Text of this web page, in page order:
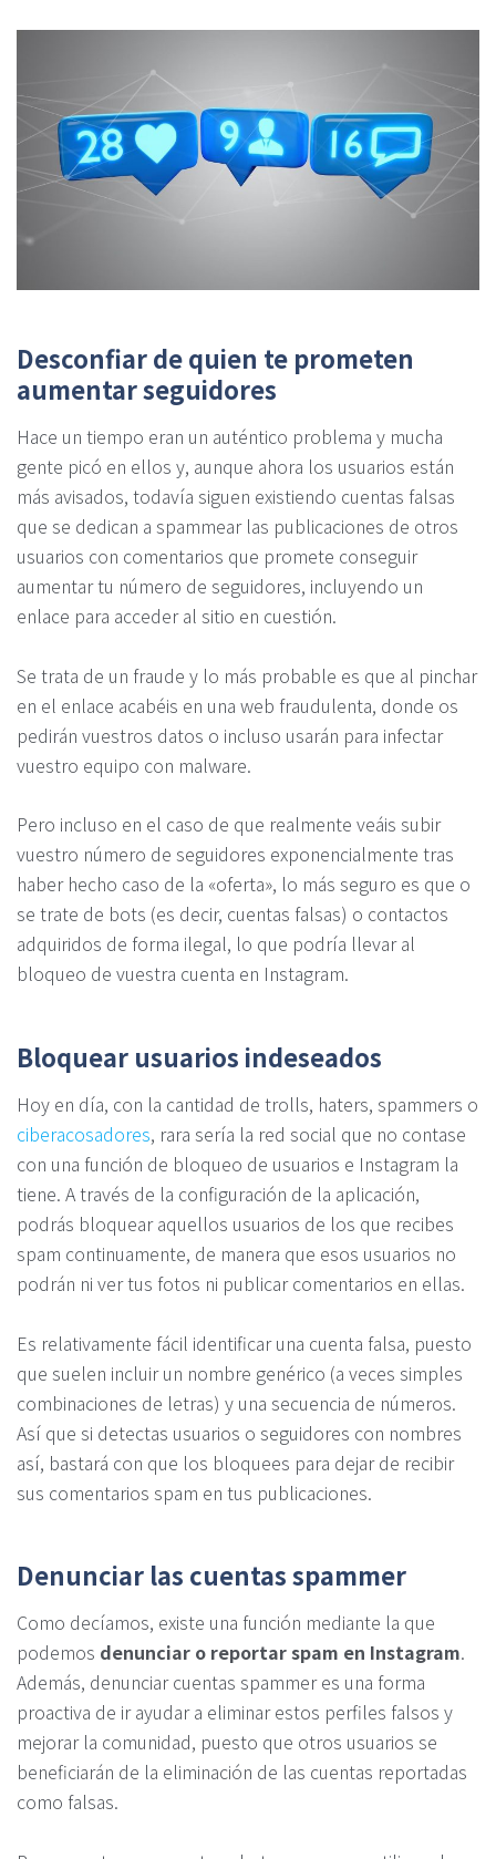
Desconfiar de quien te prometen
aumentar seguidores
Hace un tiempo eran un auténtico problema y mucha
gente picó en ellos y, aunque ahora los usuarios están
más avisados, todavía siguen existiendo cuentas falsas
que se dedican a spammear las publicaciones de otros
usuarios con comentarios que promete conseguir
aumentar tu número de seguidores, incluyendo un
enlace para acceder al sitio en cuestión.
Se trata de un fraude y lo más probable es que al pinchar
en el enlace acabéis en una web fraudulenta, donde os
pedirán vuestros datos o incluso usarán para infectar
vuestro equipo con malware.
Pero incluso en el caso de que realmente veáis subir
vuestro número de seguidores exponencialmente tras
haber hecho caso de la «oferta», lo más seguro es que o
se trate de bots (es decir, cuentas falsas) o contactos
adquiridos de forma ilegal, lo que podría llevar al
bloqueo de vuestra cuenta en Instagram.
Bloquear usuarios indeseados
Hoy en día, con la cantidad de trolls, haters, spammers o
ciberacosadores, rara sería la red social que no contase
con una función de bloqueo de usuarios e Instagram la
tiene. A través de la configuración de la aplicación,
podrás bloquear aquellos usuarios de los que recibes
spam continuamente, de manera que esos usuarios no
podrán ni ver tus fotos ni publicar comentarios en ellas.
Es relativamente fácil identificar una cuenta falsa, puesto
que suelen incluir un nombre genérico (a veces simples
combinaciones de letras) y una secuencia de números.
Así que si detectas usuarios o seguidores con nombres
así, bastará con que los bloquees para dejar de recibir
sus comentarios spam en tus publicaciones.
Denunciar las cuentas spammer
Como decíamos, existe una función mediante la que
podemos denunciar o reportar spam en Instagram.
Además, denunciar cuentas spammer es una forma
proactiva de ir ayudar a eliminar estos perfiles falsos y
mejorar la comunidad, puesto que otros usuarios se
beneficiarán de la eliminación de las cuentas reportadas
como falsas.